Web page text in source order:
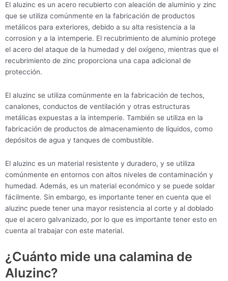
El aluzinc es un acero recubierto con aleación de aluminio y zinc
que se utiliza comúnmente en la fabricación de productos
metálicos para exteriores, debido a su alta resistencia a la
corrosion y a la intemperie. El recubrimiento de aluminio protege
el acero del ataque de la humedad y del oxígeno, mientras que el
recubrimiento de zinc proporciona una capa adicional de
protección.
El aluzinc se utiliza comúnmente en la fabricación de techos,
canalones, conductos de ventilación y otras estructuras
metálicas expuestas a la intemperie. También se utiliza en la
fabricación de productos de almacenamiento de líquidos, como
depósitos de agua y tanques de combustible.
El aluzinc es un material resistente y duradero, y se utiliza
comúnmente en entornos con altos niveles de contaminación y
humedad. Además, es un material económico y se puede soldar
fácilmente. Sin embargo, es importante tener en cuenta que el
aluzinc puede tener una mayor resistencia al corte y al doblado
que el acero galvanizado, por lo que es importante tener esto en
cuenta al trabajar con este material.
¿Cuánto mide una calamina de
Aluzinc?